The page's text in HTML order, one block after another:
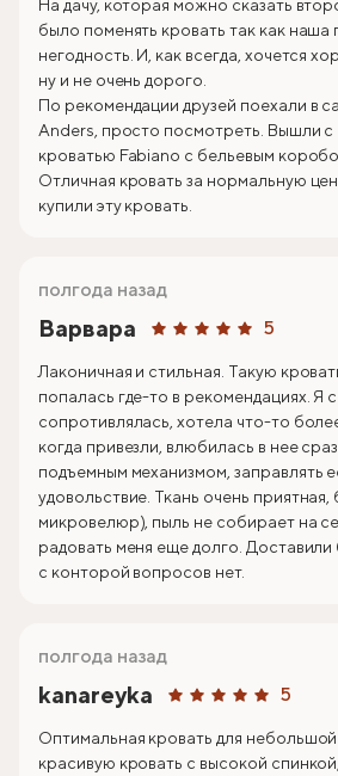
На дачу, которая можно сказать
было поменять кровать так как наша
негодность. И, как всегда, хочется
ну и не очень дорого.
По рекомендации друзей поехали в
Anders, просто посмотреть. Вышли с
кроватью Fabiano с бельевым
Отличная кровать за нормальную
купили эту кровать.
Варвара 5
полгода назад
Лаконичная и стильная. Такую
попалась где-то в рекомендациях. Я
сопротивлялась, хотела что-то
когда привезли, влюбилась в нее
подъемным механизмом, заправлять
удовольствие. Ткань очень приятная,
микровелюр), пыль не собирает на
радовать меня еще долго.
с конторой вопросов нет.
kanareyka 5
полгода назад
Оптимальная кровать для
красивую кровать с высокой